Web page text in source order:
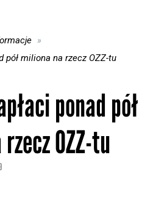
pół miliona na rzecz OZZ-tu
ponad pół
OZZ-tu